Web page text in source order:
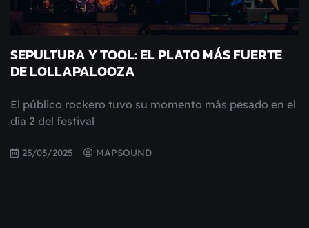
SEPULTURA Y TOOL: EL PLATO MÁS FUERTE
DE LOLLAPALOOZA
El público rockero tuvo su momento más pesado en el
día 2 del festival
25/03/2025 MAPSOUND